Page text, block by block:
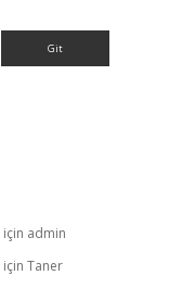
için admin
için Taner